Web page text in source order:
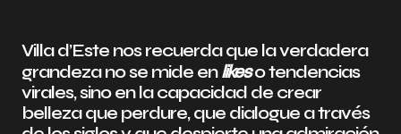
Villa d’Este nos recuerda que la verdadera
grandeza no se mide enlikeso tendencias
virales, sino en la capacidad de crear
belleza que perdure, que dialogue a través